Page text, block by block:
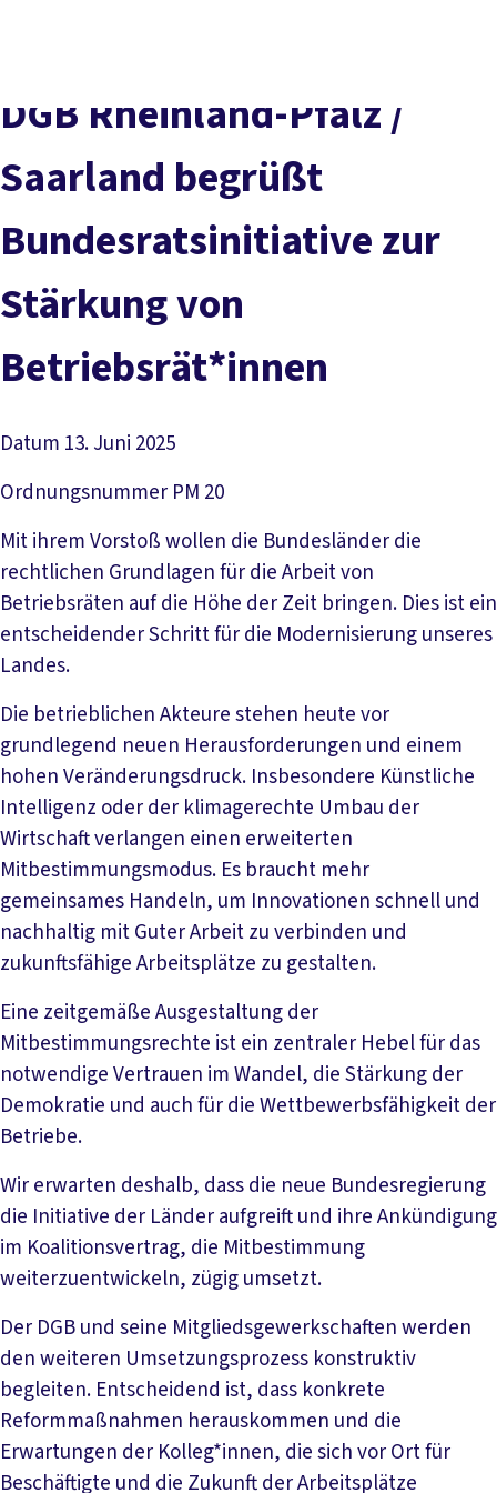
Politik vor Ort
DGB Rheinland-Pfalz /
Saarland begrüßt
Bundesratsinitiative zur
Stärkung von
Betriebsrät*innen
Datum 13. Juni 2025
Ordnungsnummer PM 20
Mit ihrem Vorstoß wollen die Bundesländer die
rechtlichen Grundlagen für die Arbeit von
Betriebsräten auf die Höhe der Zeit bringen. Dies ist ein
entscheidender Schritt für die Modernisierung unseres
Landes.
Die betrieblichen Akteure stehen heute vor
grundlegend neuen Herausforderungen und einem
hohen Veränderungsdruck. Insbesondere Künstliche
Intelligenz oder der klimagerechte Umbau der
Wirtschaft verlangen einen erweiterten
Mitbestimmungsmodus. Es braucht mehr
gemeinsames Handeln, um Innovationen schnell und
nachhaltig mit Guter Arbeit zu verbinden und
zukunftsfähige Arbeitsplätze zu gestalten.
Eine zeitgemäße Ausgestaltung der
Mitbestimmungsrechte ist ein zentraler Hebel für das
notwendige Vertrauen im Wandel, die Stärkung der
Demokratie und auch für die Wettbewerbsfähigkeit der
Betriebe.
Wir erwarten deshalb, dass die neue Bundesregierung
die Initiative der Länder aufgreift und ihre Ankündigung
im Koalitionsvertrag, die Mitbestimmung
weiterzuentwickeln, zügig umsetzt.
Der DGB und seine Mitgliedsgewerkschaften werden
den weiteren Umsetzungsprozess konstruktiv
begleiten. Entscheidend ist, dass konkrete
Reformmaßnahmen herauskommen und die
Erwartungen der Kolleg*innen, die sich vor Ort für
Beschäftigte und die Zukunft der Arbeitsplätze